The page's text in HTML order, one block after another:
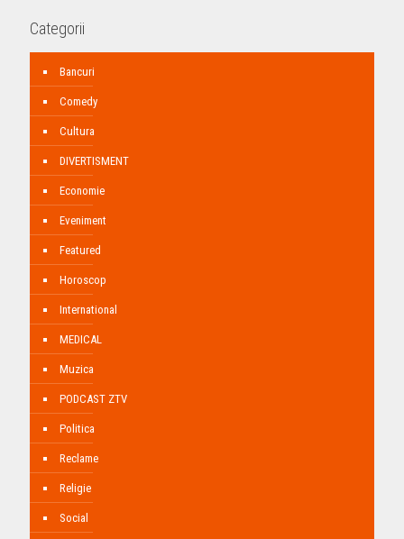
Categorii
Bancuri
Comedy
Cultura
DIVERTISMENT
Economie
Eveniment
Featured
Horoscop
International
MEDICAL
Muzica
PODCAST ZTV
Politica
Reclame
Religie
Social